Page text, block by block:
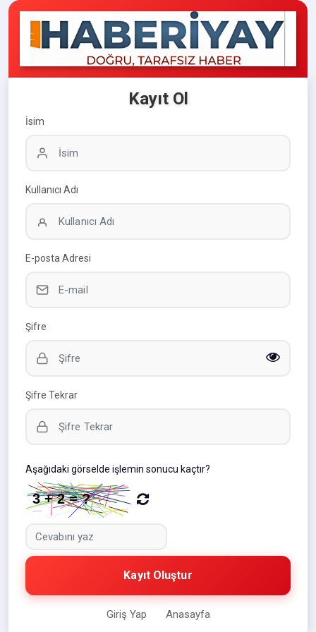
Kayıt Ol
İsim
Kullanıcı Adı
E-posta Adresi
Şifre
Şifre Tekrar
Aşağıdaki görselde işlemin sonucu kaçtır?
Kayıt Oluştur
Giriş Yap Anasayfa